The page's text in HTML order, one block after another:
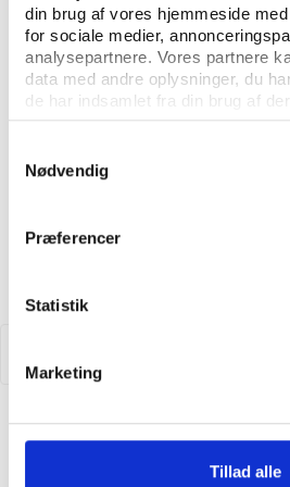
din brug af vores hjemmeside
for sociale medier,
analysepartnere. Vores partnere
data med andre oplysninger, du
de har indsamlet fra din brug af
Nødvendig
Præferencer
Statistik
Marketing
Tillad alle
Se aktiviteter i Idan
2023
Idan Forum webinar: